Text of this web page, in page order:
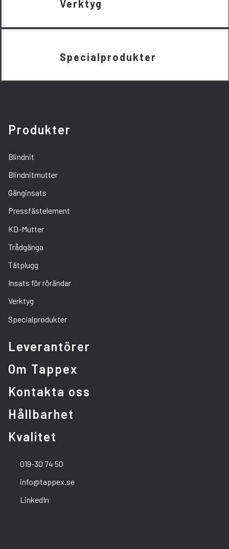
Verktyg
Specialprodukter
Produkter
Blindnit
Blindnitmutter
Gänginsats
Pressfästelement
KD-Mutter
Trådgänga
Tätplugg
Insats för rörändar
Verktyg
Specialprodukter
Leverantörer
Om Tappex
Kontakta oss
Hållbarhet
Kvalitet
019-30 74 50
info@tappex.se
LinkedIn